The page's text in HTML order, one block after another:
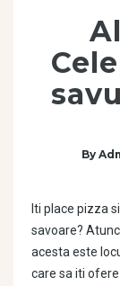
By
Iti place pizza
savoare?
acesta este
care sa iti